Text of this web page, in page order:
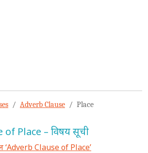
Adverb Clause Place
Place – विषय सूची
‘Adverb Clause of Place’